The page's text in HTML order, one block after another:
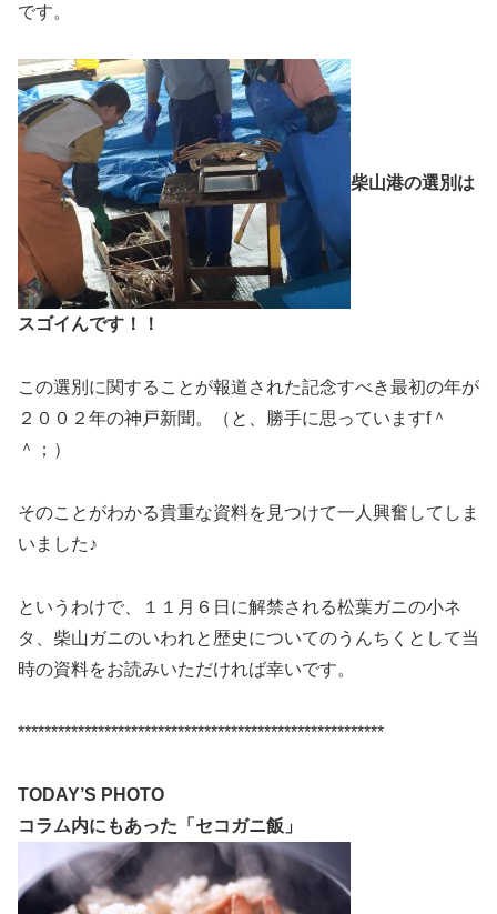
です。
柴山港の選別は
スゴイんです！！
この選別に関することが報道された記念すべき最初の年が
２００２年の神戸新聞。（と、勝手に思っていますf＾
＾；）
そのことがわかる貴重な資料を見つけて一人興奮してしま
いました♪
というわけで、１１月６日に解禁される松葉ガニの小ネ
タ、柴山ガニのいわれと歴史についてのうんちくとして当
時の資料をお読みいただければ幸いです。
*******************************************************
TODAY’S PHOTO
コラム内にもあった「セコガニ飯」